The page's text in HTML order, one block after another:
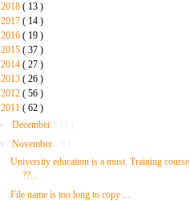
2018 ( 13 )
2017 ( 14 )
2016 ( 19 )
2015 ( 37 )
2014 ( 27 )
2013 ( 26 )
2012 ( 56 )
2011 ( 62 )
►December
▼November
University education is a must. Training course
??...
File name is too long to copy ...